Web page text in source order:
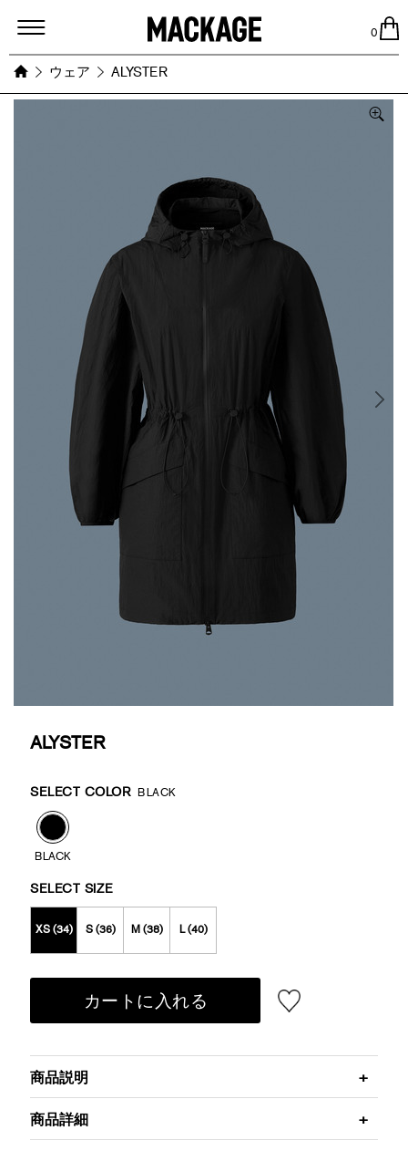
MACKAGE
0
ウェア ALYSTER
ALYSTER
Variations
SELECT COLOR BLACK
BLACK
SELECT SIZE
XS (34) S (36) M (38) L (40)
カートに入れる
商品説明
商品詳細